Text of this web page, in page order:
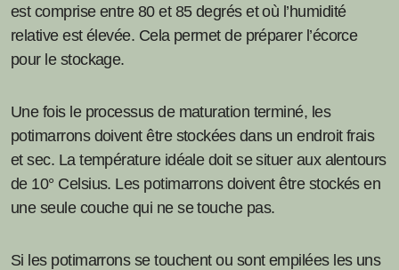
est comprise entre 80 et 85 degrés et où l’humidité
relative est élevée. Cela permet de préparer l’écorce
pour le stockage.
Une fois le processus de maturation terminé, les
potimarrons doivent être stockées dans un endroit frais
et sec. La température idéale doit se situer aux alentours
de 10° Celsius. Les potimarrons doivent être stockés en
une seule couche qui ne se touche pas.
Si les potimarrons se touchent ou sont empilées les uns